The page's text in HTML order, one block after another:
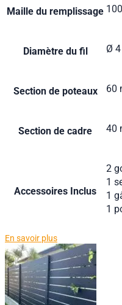
Maille du remplissage
Diamètre du fil Ø
Section de poteaux 60
Section de cadre 40
Accessoires Inclus
2
1
1
1
En savoir plus